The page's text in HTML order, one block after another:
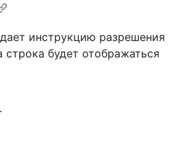
инструкцию разрешения
строка будет отображаться